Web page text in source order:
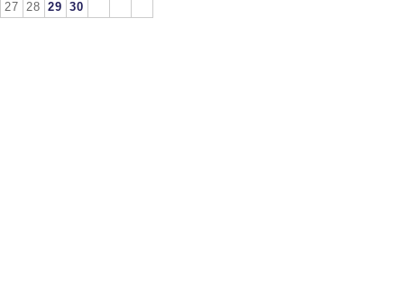
27
28 29 30